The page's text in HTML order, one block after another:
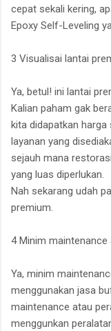
cepat sekali kering,
Epoxy Self-Leveling
3 Visualisai lantai
Ya, betul! ini lantai
Kalian paham gak
kita didapatkan
layanan yang
sejauh mana
yang luas diperlukan.
Nah sekarang udah
premium.
4 Minim maintenance
Ya, minim
menggunakan jasa
maintenance atau
menggunkan